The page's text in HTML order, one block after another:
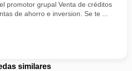
promotor grupal Venta de créditos
de ahorro e inversion. Se te ...
similares